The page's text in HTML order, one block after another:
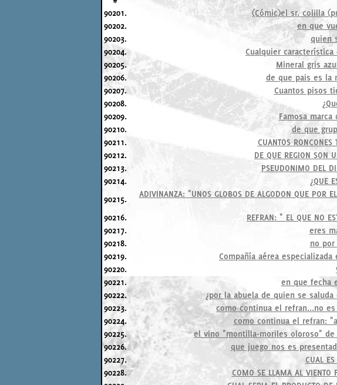
90201.
(Cómic)el sr. colilla
90202.
en que
90203.
quien
90204.
Cualquier
90205.
Mineral gris
90206.
de que pais es la
90207.
Cuantos pisos
90208.
90209.
Famosa
90210.
de que
90211.
CUANTOS
90212.
DE QUE REGION SON
90213.
PSEUDONIMO DEL
90214.
¿QUE
90215.
ADIVINANZA: "UNOS GLOBOS DE ALGODON QUE POR
90216.
REFRAN: " EL QUE NO
90217.
eres
90218.
no por
90219.
Compañía aérea
90220.
90221.
en que fecha
90222.
¿por la abuela de quien se
90223.
como continua el refran...no
90224.
como continua el refran:
90225.
el vino "montilla-moriles oloroso"
90226.
que juego nos es
90227.
CUAL
90228.
COMO SE LLAMA AL VIENTO